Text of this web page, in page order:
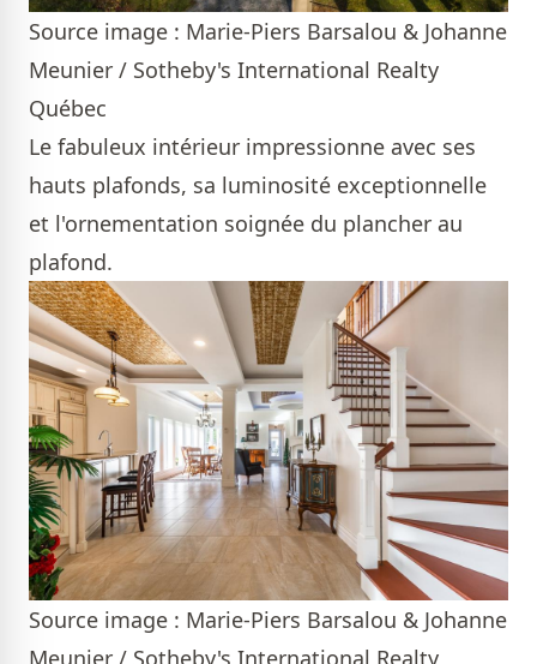
Source image : Marie-Piers Barsalou & Johanne
Meunier / Sotheby's International Realty
Québec
Le fabuleux intérieur impressionne avec ses
hauts plafonds, sa luminosité exceptionnelle
et l'ornementation soignée du plancher au
plafond.
Source image : Marie-Piers Barsalou & Johanne
Meunier / Sotheby's International Realty